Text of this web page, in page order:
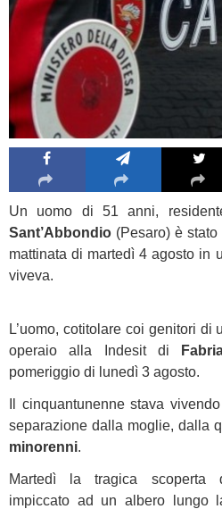
Un uomo di 51 anni,
Sant’Abbondio (Pesaro) è
mattinata di martedì 4 agosto in
viveva.
L’uomo, cotitolare coi genitori
operaio alla Indesit di
pomeriggio di lunedì 3 agosto.
Il cinquantunenne stava
separazione dalla moglie, dalla
minorenni.
Martedì la tragica scoperta
impiccato ad un albero lungo